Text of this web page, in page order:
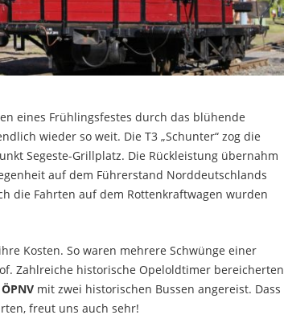
eines Frühlingsfestes durch das blühende
wieder so weit. Die T3 „Schunter“ zog die
Segeste-Grillplatz. Die Rückleistung übernahm
auf dem Führerstand Norddeutschlands
die Fahrten auf dem Rottenkraftwagen wurden
Kosten. So waren mehrere Schwünge einer
Zahlreiche historische Opeloldtimer bereicherten
mit zwei historischen Bussen angereist. Dass
freut uns auch sehr!